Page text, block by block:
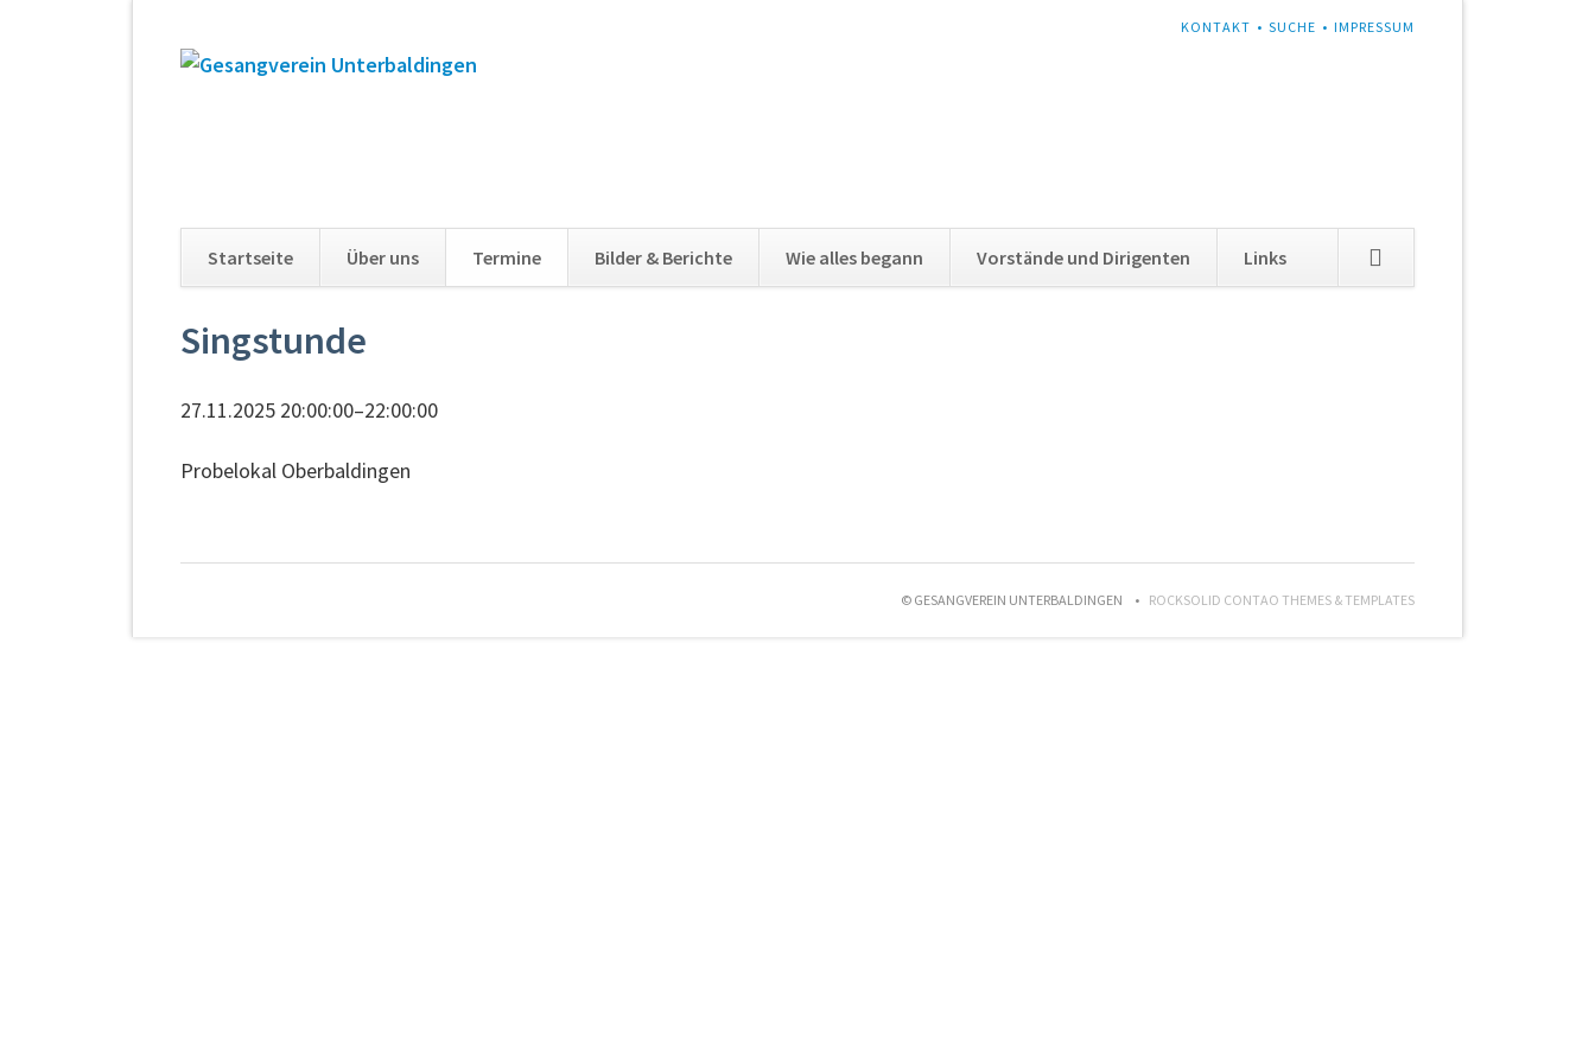
NAVIGATION
KONTAKT SUCHE IMPRESSUM
Navigation
überspringen
Startseite Über uns Termine Bilder & Berichte Wie alles begann Vorstände und Dirigenten Links
überspringen
Singstunde
27.11.2025 20:00:00–22:00:00
Probelokal Oberbaldingen
© GESANGVEREIN UNTERBALDINGEN ROCKSOLID CONTAO THEMES & TEMPLATES